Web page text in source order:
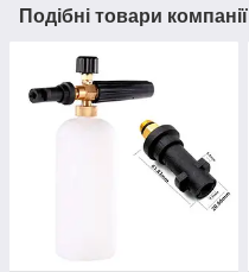
Подібні товари компанії